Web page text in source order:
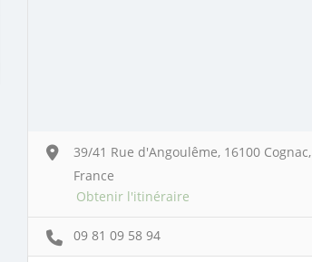
39/41 Rue d'Angoulême, 16100 Cognac,
France
Obtenir l'itinéraire
09 81 09 58 94